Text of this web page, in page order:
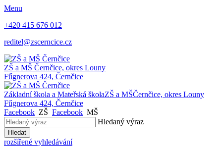
Menu
+420 415 676 012
reditel@zscerncice.cz
ZŠ a MŠ Černčice, okres Louny
Fűgnerova 424, Černčice
Základní škola a Mateřská školaZŠ a MŠČernčice, okres Louny
Fűgnerova 424, Černčice
Facebook ZŠ Facebook MŠ
Hledaný výraz
Hledat
rozšířené vyhledávání